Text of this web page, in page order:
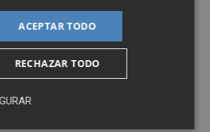
las comunidades
la elaboración de
garantizar la higiene, la
sanitario en los centros.
junto a los servicios
riesgos laborales, y que
ACEPTAR TODO
RECHAZAR TODO